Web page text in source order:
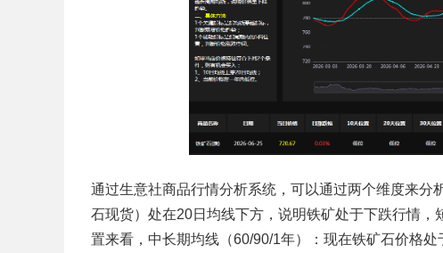
通过生意社商品行情分析系统，可以通过两个维度
石现货）处在20日均线下方，说明铁矿处于下跌行
置来看，中长期均线（60/90/1年）：现在铁矿石价格